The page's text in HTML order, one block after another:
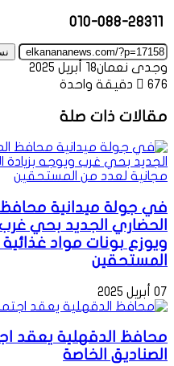
وجدى نعمان18 أبريل 2025
676
دقيقة واحدة
مقالات ذات صلة
في جولة ميدانية
الحضاري الجديد بحي
ويوزع بونات مواد
المستحقين
07 أبريل 2025
محافظ الدقهلية يعقد
الصناديق الخاصة